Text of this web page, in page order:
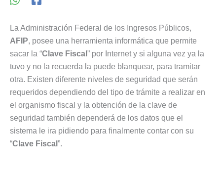
La Administración Federal de los Ingresos Públicos,
AFIP, posee una herramienta informática que permite
sacar la “Clave Fiscal ” por Internet y si alguna vez ya la
tuvo y no la recuerda la puede blanquear, para tramitar
otra. Existen diferente niveles de seguridad que serán
requeridos dependiendo del tipo de trámite a realizar en
el organismo fiscal y la obtención de la clave de
seguridad también dependerá de los datos que el
sistema le ira pidiendo para finalmente contar con su
“Clave Fiscal ”.